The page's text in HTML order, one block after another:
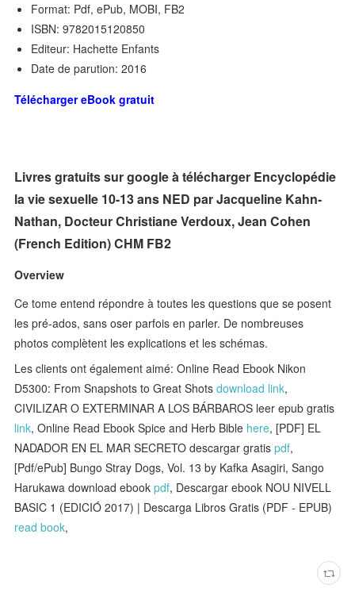
Format: Pdf, ePub, MOBI, FB2
ISBN: 9782015120850
Editeur: Hachette Enfants
Date de parution: 2016
Télécharger eBook gratuit
Livres gratuits sur google à télécharger Encyclopédie
la vie sexuelle 10-13 ans NED par Jacqueline Kahn-
Nathan, Docteur Christiane Verdoux, Jean Cohen
(French Edition) CHM FB2
Overview
Ce tome entend répondre à toutes les questions que se posent
les pré-ados, sans oser parfois en parler. De nombreuses
photos complètent les explications et les schémas.
Les clients ont également aimé: Online Read Ebook Nikon
D5300: From Snapshots to Great Shotsdownload link,
CIVILIZAR O EXTERMINAR A LOS BÁRBAROS leer epub gratis
link, Online Read Ebook Spice and Herb Bible here, [PDF] EL
NADADOR EN EL MAR SECRETO descargar gratispdf,
[Pdf/ePub] Bungo Stray Dogs, Vol. 13 by Kafka Asagiri, Sango
Harukawa download ebookpdf, Descargar ebook NOU NIVELL
BASIC 1 (EDICIÓ 2017) | Descarga Libros Gratis (PDF - EPUB)
read book,